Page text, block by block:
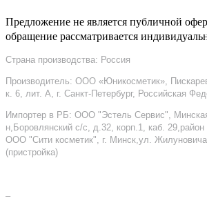
Предложение не является публичной
обращение рассматривается
Страна производства: Россия
Производитель: ООО «Юникосметик»,
к. 6, лит. А, г. Санкт-Петербург, Российская
Импортер в РБ: ООО "Эстель Сервис",
н,Боровлянский с/с, д.32, корп.1, каб.
ООО "Сити косметик", г. Минск,ул.
(пристройка)
–